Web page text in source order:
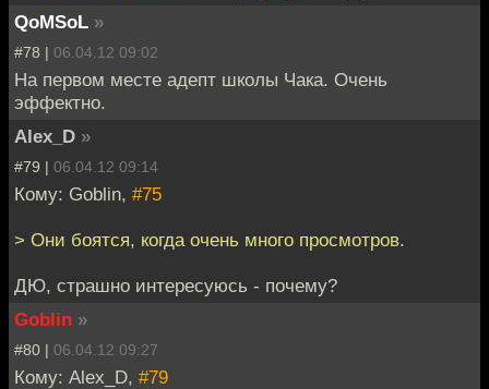
QoMSoL »
#78 | 06.04.12 09:02
На первом месте адепт школы Чака. Очень
эффектно.
Alex_D »
#79 | 06.04.12 09:14
Кому: Goblin, #75
> Они боятся, когда очень много просмотров.
ДЮ, страшно интересуюсь - почему?
Goblin »
#80 | 06.04.12 09:27
Кому: Alex_D, #79